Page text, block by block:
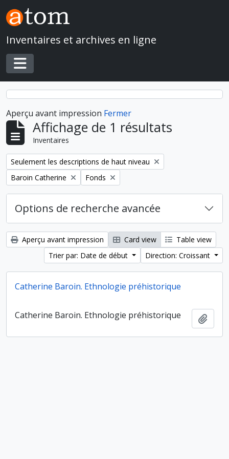
Skip to main content
Inventaires et archives en ligne
Toggle navigation
Aperçu avant impression Fermer
Affichage de 1 résultats
Inventaires
Remove filter:
Seulement les descriptions de haut niveau
Remove filter:
Baroin Catherine Remove filter:
Fonds
Options de recherche avancée
Aperçu avant impression Card view
Table view
Trier par: Date de début
Direction: Croissant
Catherine Baroin. Ethnologie préhistorique
Catherine Baroin. Ethnologie préhistorique